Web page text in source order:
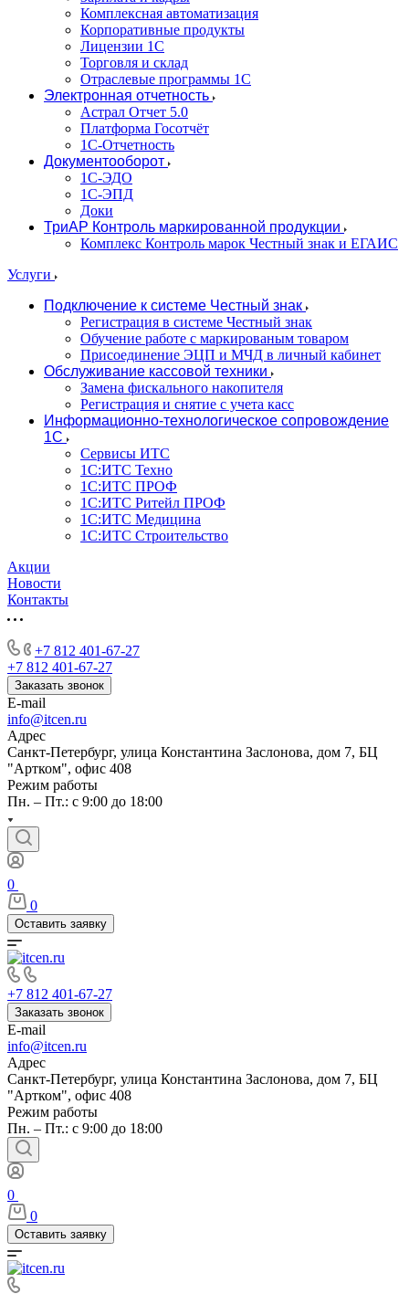
Комплексная автоматизация
Корпоративные продукты
Лицензии 1С
Торговля и склад
Отраслевые программы 1С
Электронная отчетность
Астрал Отчет 5.0
Платформа Госотчёт
1С-Отчетность
Документооборот
1С-ЭДО
1С-ЭПД
Доки
ТриАР Контроль маркированной продукции
Комплекс Контроль марок Честный знак и ЕГАИС
Услуги
Подключение к системе Честный знак
Регистрация в системе Честный знак
Обучение работе с маркированым товаром
Присоединение ЭЦП и МЧД в личный кабинет
Обслуживание кассовой техники
Замена фискального накопителя
Регистрация и снятие с учета касс
Информационно-технологическое сопровождение
1C
Сервисы ИТС
1С:ИТС Техно
1С:ИТС ПРОФ
1С:ИТС Ритейл ПРОФ
1С:ИТС Медицина
1С:ИТС Строительство
Акции
Новости
Контакты
+7 812 401-67-27
+7 812 401-67-27
Заказать звонок
E-mail
info@itcen.ru
Адрес
Санкт-Петербург, улица Константина Заслонова, дом 7, БЦ
"Артком", офис 408
Режим работы
Пн. – Пт.: с 9:00 до 18:00
0
0
Оставить заявку
+7 812 401-67-27
Заказать звонок
E-mail
info@itcen.ru
Адрес
Санкт-Петербург, улица Константина Заслонова, дом 7, БЦ
"Артком", офис 408
Режим работы
Пн. – Пт.: с 9:00 до 18:00
0
0
Оставить заявку